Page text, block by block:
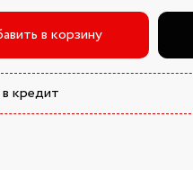
в корзину
кредит